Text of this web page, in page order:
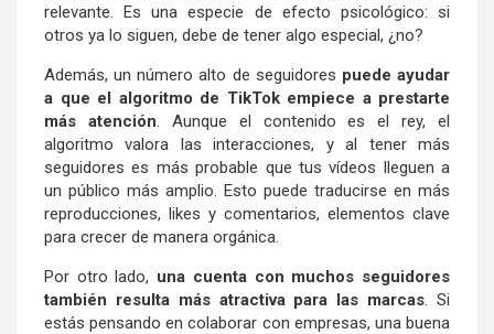
relevante. Es una especie de efecto psicológico: si
otros ya lo siguen, debe de tener algo especial, ¿no?
Además, un número alto de seguidores puede ayudar
a que el algoritmo de TikTok empiece a prestarte
más atención. Aunque el contenido es el rey, el
algoritmo valora las interacciones, y al tener más
seguidores es más probable que tus vídeos lleguen a
un público más amplio. Esto puede traducirse en más
reproducciones, likes y comentarios, elementos clave
para crecer de manera orgánica.
Por otro lado, una cuenta con muchos seguidores
también resulta más atractiva para las marcas. Si
estás pensando en colaborar con empresas, una buena